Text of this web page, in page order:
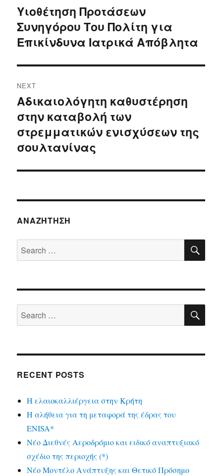
navigation
Previous
post:
Υιοθέτηση Προτάσεων
Συνηγόρου Του Πολίτη για
Επικίνδυνα Ιατρικά Απόβλητα
NEXT
Next
post:
Αδικαιολόγητη καθυστέρηση
στην καταβολή των
στρεμματικών ενισχύσεων της
σουλτανίνας
ΑΝΑΖΉΤΗΣΗ
Search
for:
Search
for:
RECENT POSTS
Η ελαιοκαλλιέργεια στην Κρήτη
Η αλήθεια για τη μεταφορά της έδρας του
ENISA*
Νέο Διεθνές Αεροδρόμιο και ειδικό αναπτυξιακό
σχέδιο της περιοχής (*)
Νέο Μοντέλο Ανάπτυξης και Θετικό Πρόσημο